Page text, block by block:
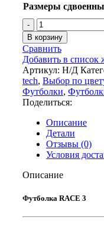
Размеры
Количество
товара
X-
Tech
RACE
3
Футболка
(Полипропилен
X-
Dry
и
волокно
Карбона)
цвет:
Черный
+25°
-25°
В корзину
Сравнить
Добавить в список
Артикул: Н/Д
tech, Выбор по
Футболки,
Поделиться:
Описание
Детали
Отзывы (0)
Условия
Описание
Футболка RACE 3